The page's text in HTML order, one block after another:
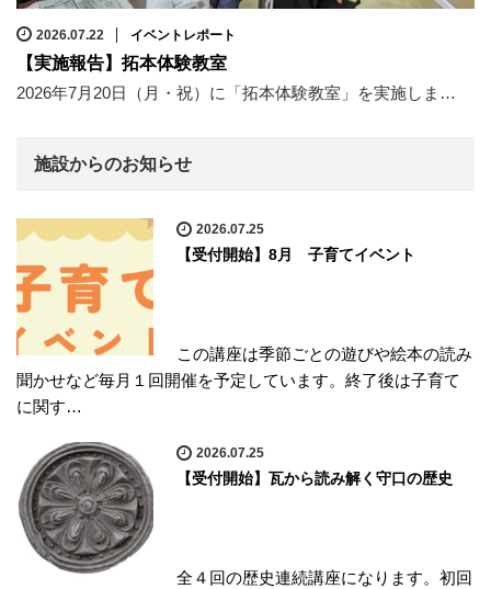
2026.07.22 イベントレポート
【実施報告】拓本体験教室
2026年7月20日（月・祝）に「拓本体験教室」を実施しま…
施設からのお知らせ
2026.07.25
【受付開始】8月 子育てイベント
この講座は季節ごとの遊びや絵本の読み
聞かせなど毎月１回開催を予定しています。終了後は子育て
に関す…
2026.07.25
【受付開始】瓦から読み解く守口の歴史
全４回の歴史連続講座になります。初回